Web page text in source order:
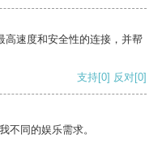
高速度和安全性的连接，并帮
支持[0] 反对[0]
不同的娱乐需求。